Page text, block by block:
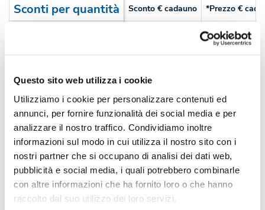
Questo sito web utilizza i cookie
Utilizziamo i cookie per personalizzare contenuti ed
annunci, per fornire funzionalità dei social media e per
analizzare il nostro traffico. Condividiamo inoltre
informazioni sul modo in cui utilizza il nostro sito con i
nostri partner che si occupano di analisi dei dati web,
pubblicità e social media, i quali potrebbero combinarle
con altre informazioni che ha fornito loro o che hanno
raccolto dal suo utilizzo dei loro servizi.
Sconti per quantità Sconto € cadauno *Prezzo €
€ 3,07
Pezzi 500 -25%
Pezzi 1000 -30% € 2,16
*Prezzi prodotto per quantità merce neutra e prezzi IVA
Non trovi la quantità in tabella? Calcola il preventivo
Quantità consigliata
500pz. Prezzo unitario: € 2,82IVA incl.